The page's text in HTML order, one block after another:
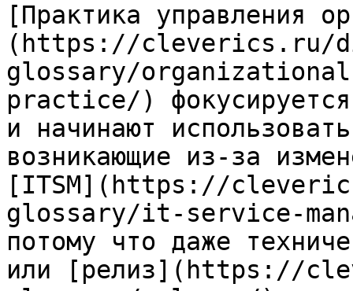
[Практика управления
(https://cleverics.ru/
glossary/organizational-
practice/)
и начинают
возникающие из-за
[ITSM](https://
glossary/it-service-
потому что даже
или [релиз](https://